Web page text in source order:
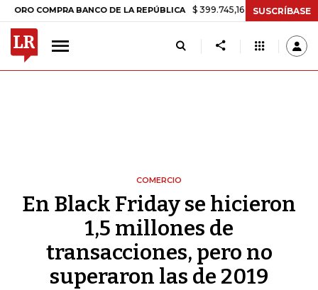
BANCO DE LA REPÚBLICA $ 399.745,16 +$ 2.295,71 +0,58%
SUSCRÍBASE
COMERCIO
En Black Friday se hicieron
1,5 millones de
transacciones, pero no
superaron las de 2019